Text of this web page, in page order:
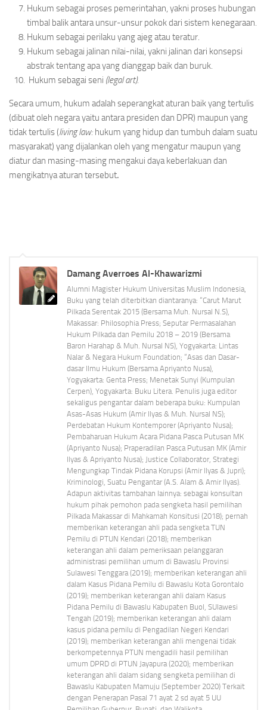
Hukum sebagai proses pemerintahan, yakni proses hubungan
timbal balik antara unsur-unsur pokok dari sistem kenegaraan.
Hukum sebagai perilaku yang ajeg atau teratur.
Hukum sebagai jalinan nilai-nilai, yakni jalinan dari konsepsi
abstrak tentang apa yang dianggap baik dan buruk.
Hukum sebagai seni (legal art).
Secara umum, hukum adalah seperangkat aturan baik yang tertulis
(dibuat oleh negara yaitu antara presiden dan DPR) maupun yang
tidak tertulis (living law: hukum yang hidup dan tumbuh dalam suatu
masyarakat) yang dijalankan oleh yang mengatur maupun yang
diatur dan masing-masing mengakui daya keberlakuan dan
mengikatnya aturan tersebut.
Damang Averroes Al-Khawarizmi
Alumni Magister Hukum Universitas Muslim Indonesia,
Buku yang telah diterbitkan diantaranya: “Carut Marut
Pilkada Serentak 2015 (Bersama Muh. Nursal N.S),
Makassar: Philosophia Press; Seputar Permasalahan
Hukum Pilkada dan Pemilu 2018 – 2019 (Bersama
Baron Harahap & Muh. Nursal NS), Yogyakarta: Lintas
Nalar & Negara Hukum Foundation; “Asas dan Dasar-
dasar Ilmu Hukum (Bersama Apriyanto Nusa),
Yogyakarta: Genta Press; Menetak Sunyi (Kumpulan
Cerpen), Yogyakarta: Buku Litera. Penulis juga editor
sekaligus pengantar dalam beberapa buku: Kumpulan
Asas-Asas Hukum (Amir Ilyas & Muh. Nursal NS);
Perdebatan Hukum Kontemporer (Apriyanto Nusa);
Pembaharuan Hukum Acara Pidana Pasca Putusan MK
(Apriyanto Nusa); Praperadilan Pasca Putusan MK (Amir
Ilyas & Apriyanto Nusa); Justice Collaborator, Strategi
Mengungkap Tindak Pidana Korupsi (Amir Ilyas & Jupri);
Kriminologi, Suatu Pengantar (A.S. Alam & Amir Ilyas).
Adapun aktivitas tambahan lainnya: sebagai konsultan
hukum pihak pemohon pada sengketa hasil pemilihan
Pilkada Makassar di Mahkamah Konsitusi (2018); pernah
memberikan keterangan ahli pada sengketa TUN
Pemilu di PTUN Kendari (2018); memberikan
keterangan ahli dalam pemeriksaan pelanggaran
administrasi pemilihan umum di Bawaslu Provinsi
Sulawesi Tenggara (2019); memberikan keterangan ahli
dalam Kasus Pidana Pemilu di Bawaslu Kota Gorontalo
(2019); memberikan keterangan ahli dalam Kasus
Pidana Pemilu di Bawaslu Kabupaten Buol, SUlawesi
Tengah (2019); memberikan keterangan ahli dalam
kasus pidana pemilu di Pengadilan Negeri Kendari
(2019); memberikan keterangan ahli mengenai tidak
berkompetennya PTUN mengadili hasil pemilihan
umum DPRD di PTUN Jayapura (2020); memberikan
keterangan ahli dalam sidang sengketa pemilihan di
Bawaslu Kabupaten Mamuju (September 2020) Terkait
dengan Penerapan Pasal 71 ayat 2 sd ayat 5 UU